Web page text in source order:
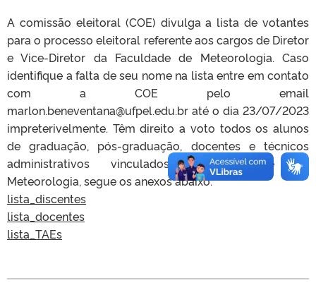
A comissão eleitoral (COE) divulga a lista de votantes
para o processo eleitoral referente aos cargos de Diretor
e Vice-Diretor da Faculdade de Meteorologia. Caso
identifique a falta de seu nome na lista entre em contato
com a COE pelo email
marlon.beneventana@ufpel.edu.br até o dia 23/07/2023
impreterivelmente. Têm direito a voto todos os alunos
de graduação, pós-graduação, docentes e técnicos
administrativos vinculados à Faculdade de
Meteorologia, segue os anexos abaixo:
lista_discentes
lista_docentes
lista_TAEs